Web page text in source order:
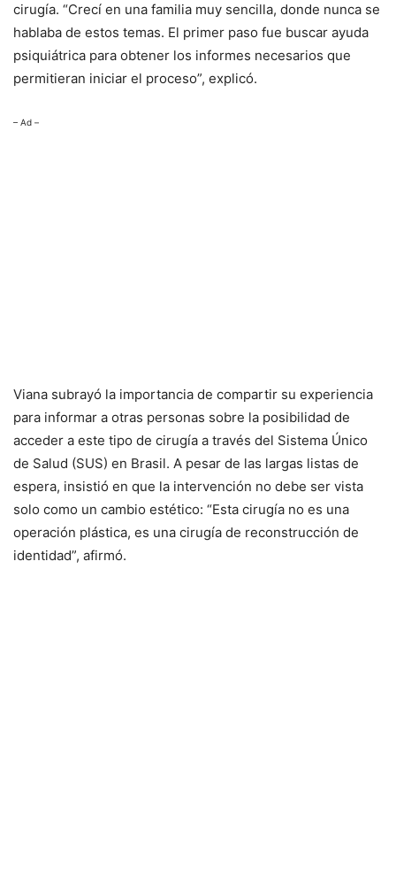
cirugía. “Crecí en una familia muy sencilla, donde nunca se
hablaba de estos temas. El primer paso fue buscar ayuda
psiquiátrica para obtener los informes necesarios que
permitieran iniciar el proceso”, explicó.
– Ad –
Viana subrayó la importancia de compartir su experiencia
para informar a otras personas sobre la posibilidad de
acceder a este tipo de cirugía a través del Sistema Único
de Salud (SUS) en Brasil. A pesar de las largas listas de
espera, insistió en que la intervención no debe ser vista
solo como un cambio estético: “Esta cirugía no es una
operación plástica, es una cirugía de reconstrucción de
identidad”, afirmó.